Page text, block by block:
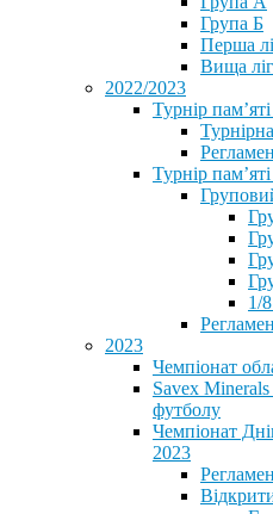
Група Б
Перша
Вища
2022/2023
Турнір
Турнір
1/
2023
Чемпіонат
Savex
футболу
Чемпіонат
2023